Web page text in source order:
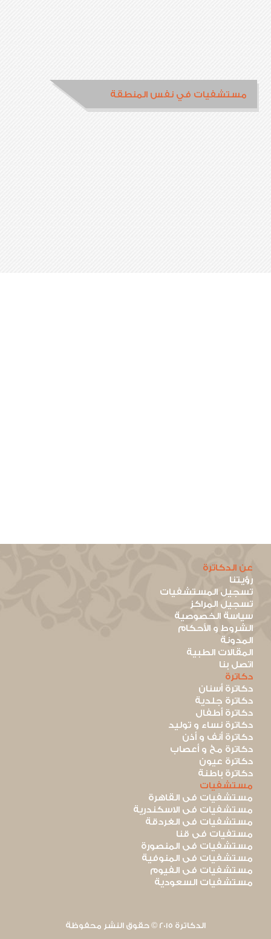
مستشفيات في نفس المنطقة
عن الدكاترة
رؤيتنا
تسجيل المستشفيات
تسجيل المراكز
سياسة الخصوصية
الشروط و الأحكام
المدونة
المقالات الطبية
اتصل بنا
دكاترة
دكاترة أسنان
دكاترة جلدية
دكاترة أطفال
دكاترة نساء و توليد
دكاترة أنف و أذن
دكاترة مخ و أعصاب
دكاترة عيون
دكاترة باطنة
مستشفيات
مستشفيات فى القاهرة
مستشفيات فى الاسكندرية
مستشفيات فى الغردقة
مستفيات فى قنا
مستشفيات فى المنصورة
مستشفيات فى المنوفية
مستشفيات فى الفيوم
مستشفيات السعودية
الدكاترة 2015 © حقوق النشر محفوظة